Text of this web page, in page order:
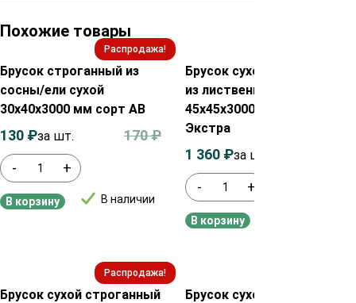
Похожие товары
Распродажа!
Брусок строганный из
сосны/ели сухой
30х40х3000 мм сорт AB
- +
В наличии
170₽
130 ₽за шт.
В корзину
Брусок сухой строганный
из лиственницы
45х45х3000 мм сорт
Экстра
- +
1 360 ₽за шт.
В корзину
Распродажа!
Брусок сухой строганный
Брусок сухой строганный